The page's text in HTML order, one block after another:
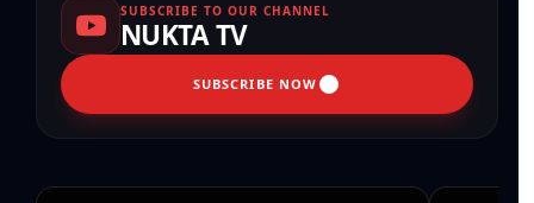
SUBSCRIBE TO OUR CHANNEL
NUKTA TV
SUBSCRIBE NOW